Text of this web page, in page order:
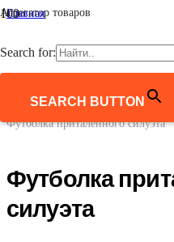
Агрегатор товаров
Search for:
SEARCH BUTTON
Главная
/
Футболки и лонгсливы
Футболка приталенного силуэта
Футболка
силуэта